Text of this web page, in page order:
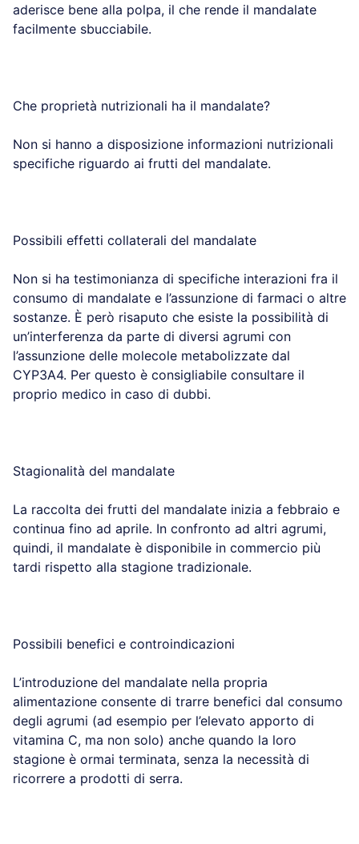
aderisce bene alla polpa, il che rende il mandalate
facilmente sbucciabile.
Che proprietà nutrizionali ha il mandalate?
Non si hanno a disposizione informazioni nutrizionali
specifiche riguardo ai frutti del mandalate.
Possibili effetti collaterali del mandalate
Non si ha testimonianza di specifiche interazioni fra il
consumo di mandalate e l’assunzione di farmaci o altre
sostanze. È però risaputo che esiste la possibilità di
un’interferenza da parte di diversi agrumi con
l’assunzione delle molecole metabolizzate dal
CYP3A4. Per questo è consigliabile consultare il
proprio medico in caso di dubbi.
Stagionalità del mandalate
La raccolta dei frutti del mandalate inizia a febbraio e
continua fino ad aprile. In confronto ad altri agrumi,
quindi, il mandalate è disponibile in commercio più
tardi rispetto alla stagione tradizionale.
Possibili benefici e controindicazioni
L’introduzione del mandalate nella propria
alimentazione consente di trarre benefici dal consumo
degli agrumi (ad esempio per l’elevato apporto di
vitamina C, ma non solo) anche quando la loro
stagione è ormai terminata, senza la necessità di
ricorrere a prodotti di serra.